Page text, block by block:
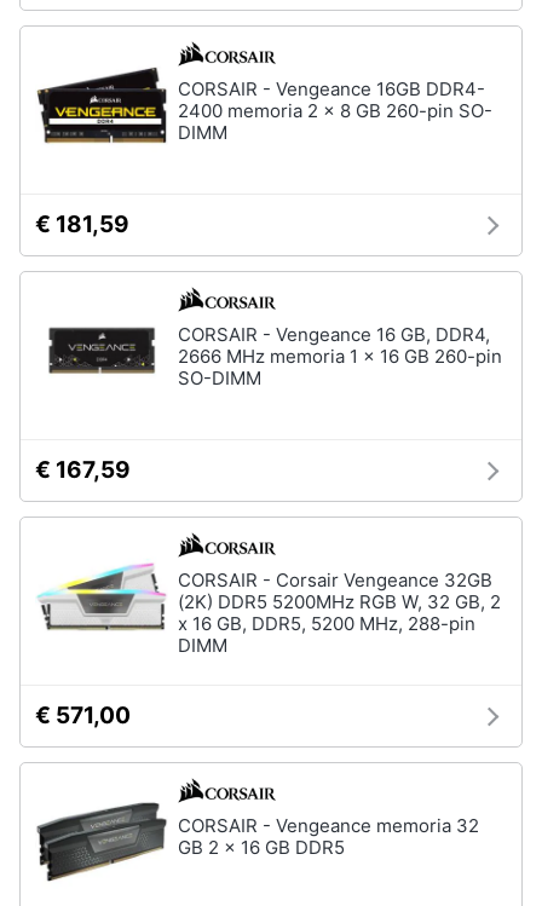
CORSAIR - Vengeance 16GB DDR4-
2400 memoria 2 x 8 GB 260-pin SO-
DIMM
€ 181,59
CORSAIR - Vengeance 16 GB, DDR4,
2666 MHz memoria 1 x 16 GB 260-pin
SO-DIMM
€ 167,59
CORSAIR - Corsair Vengeance 32GB
(2K) DDR5 5200MHz RGB W, 32 GB, 2
x 16 GB, DDR5, 5200 MHz, 288-pin
DIMM
€ 571,00
CORSAIR - Vengeance memoria 32
GB 2 x 16 GB DDR5